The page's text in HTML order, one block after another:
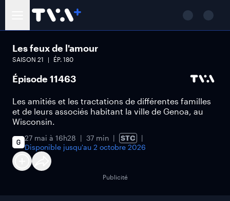
Les feux de l'amour
SAISON 21 ÉP. 180
Épisode 11463
Les amitiés et les tractations de différentes familles
et de leurs associés habitant la ville de Genoa, au
Wisconsin.
27 mai à 16h28 37 min
STC
Disponible jusqu'au 2 octobre 2026
Publicité